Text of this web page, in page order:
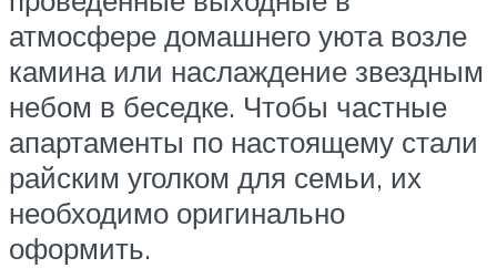
атмосфере домашнего уюта возле
камина или наслаждение звездным
небом в беседке. Чтобы частные
апартаменты по настоящему стали
райским уголком для семьи, их
необходимо оригинально
оформить.